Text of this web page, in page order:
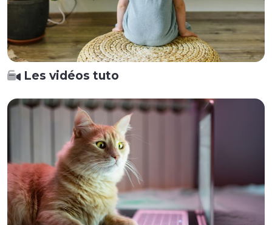
Les vidéos tuto